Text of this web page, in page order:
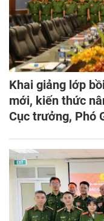
Khai giảng lớp
mới, kiến thức
Cục trưởng, Phó